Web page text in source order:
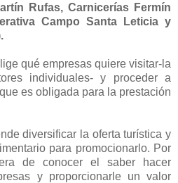
Rufas, Carnicerías Fermín
Campo Santa Leticia y
qué empresas quiere visitar-la
individuales- y proceder a
es obligada para la prestación
diversificar la oferta turística y
para promocionarlo. Por
de conocer el saber hacer
y proporcionarle un valor